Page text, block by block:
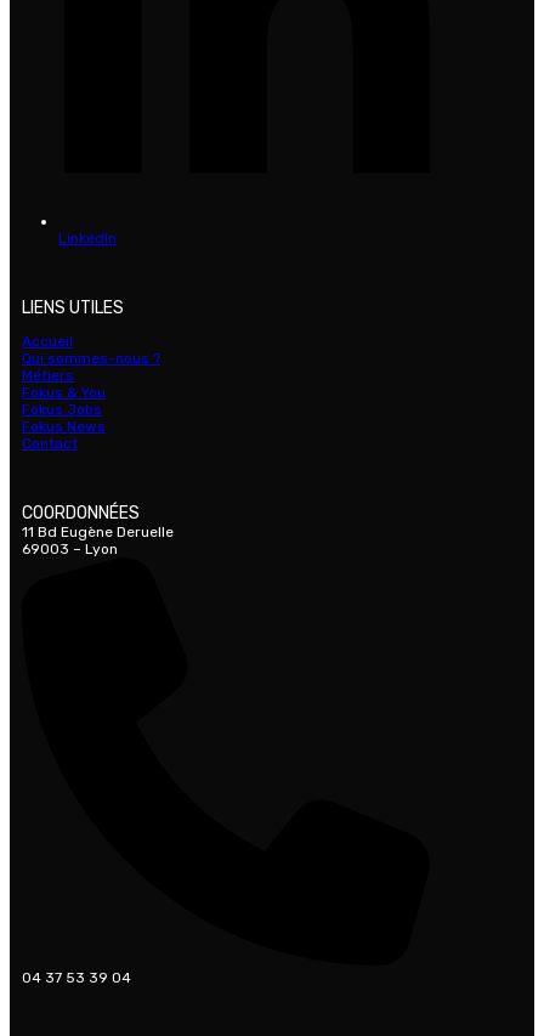
LinkedIn
LIENS UTILES
Accueil
Qui sommes-nous ?
Métiers
Fokus & You
Fokus Jobs
Fokus News
Contact
COORDONNÉES
11 Bd Eugène Deruelle
69003 – Lyon
04 37 53 39 04